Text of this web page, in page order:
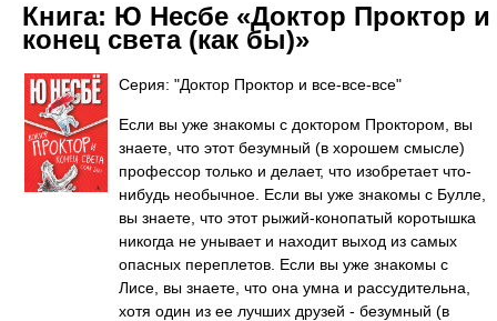
Книга: Ю Несбе «Доктор Проктор и
конец света (как бы)»
Серия: "Доктор Проктор и все-все-все"
Если вы уже знакомы с доктором Проктором, вы
знаете, что этот безумный (в хорошем смысле)
профессор только и делает, что изобретает что-
нибудь необычное. Если вы уже знакомы с Булле,
вы знаете, что этот рыжий-конопатый коротышка
никогда не унывает и находит выход из самых
опасных переплетов. Если вы уже знакомы с
Лисе, вы знаете, что она умна и рассудительна,
хотя один из ее лучших друзей - безумный (в